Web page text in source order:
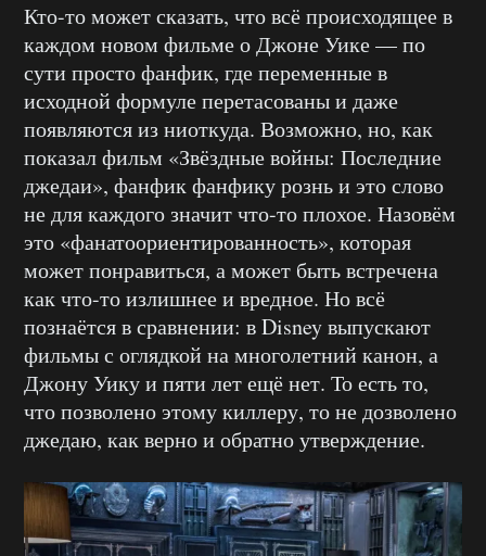
Кто-то может сказать, что всё происходящее в
каждом новом фильме о Джоне Уике — по
сути просто фанфик, где переменные в
исходной формуле перетасованы и даже
появляются из ниоткуда. Возможно, но, как
показал фильм «Звёздные войны: Последние
джедаи», фанфик фанфику рознь и это слово
не для каждого значит что-то плохое. Назовём
это «фанатоориентированность», которая
может понравиться, а может быть встречена
как что-то излишнее и вредное. Но всё
познаётся в сравнении: в Disney выпускают
фильмы с оглядкой на многолетний канон, а
Джону Уику и пяти лет ещё нет. То есть то,
что позволено этому киллеру, то не дозволено
джедаю, как верно и обратно утверждение.